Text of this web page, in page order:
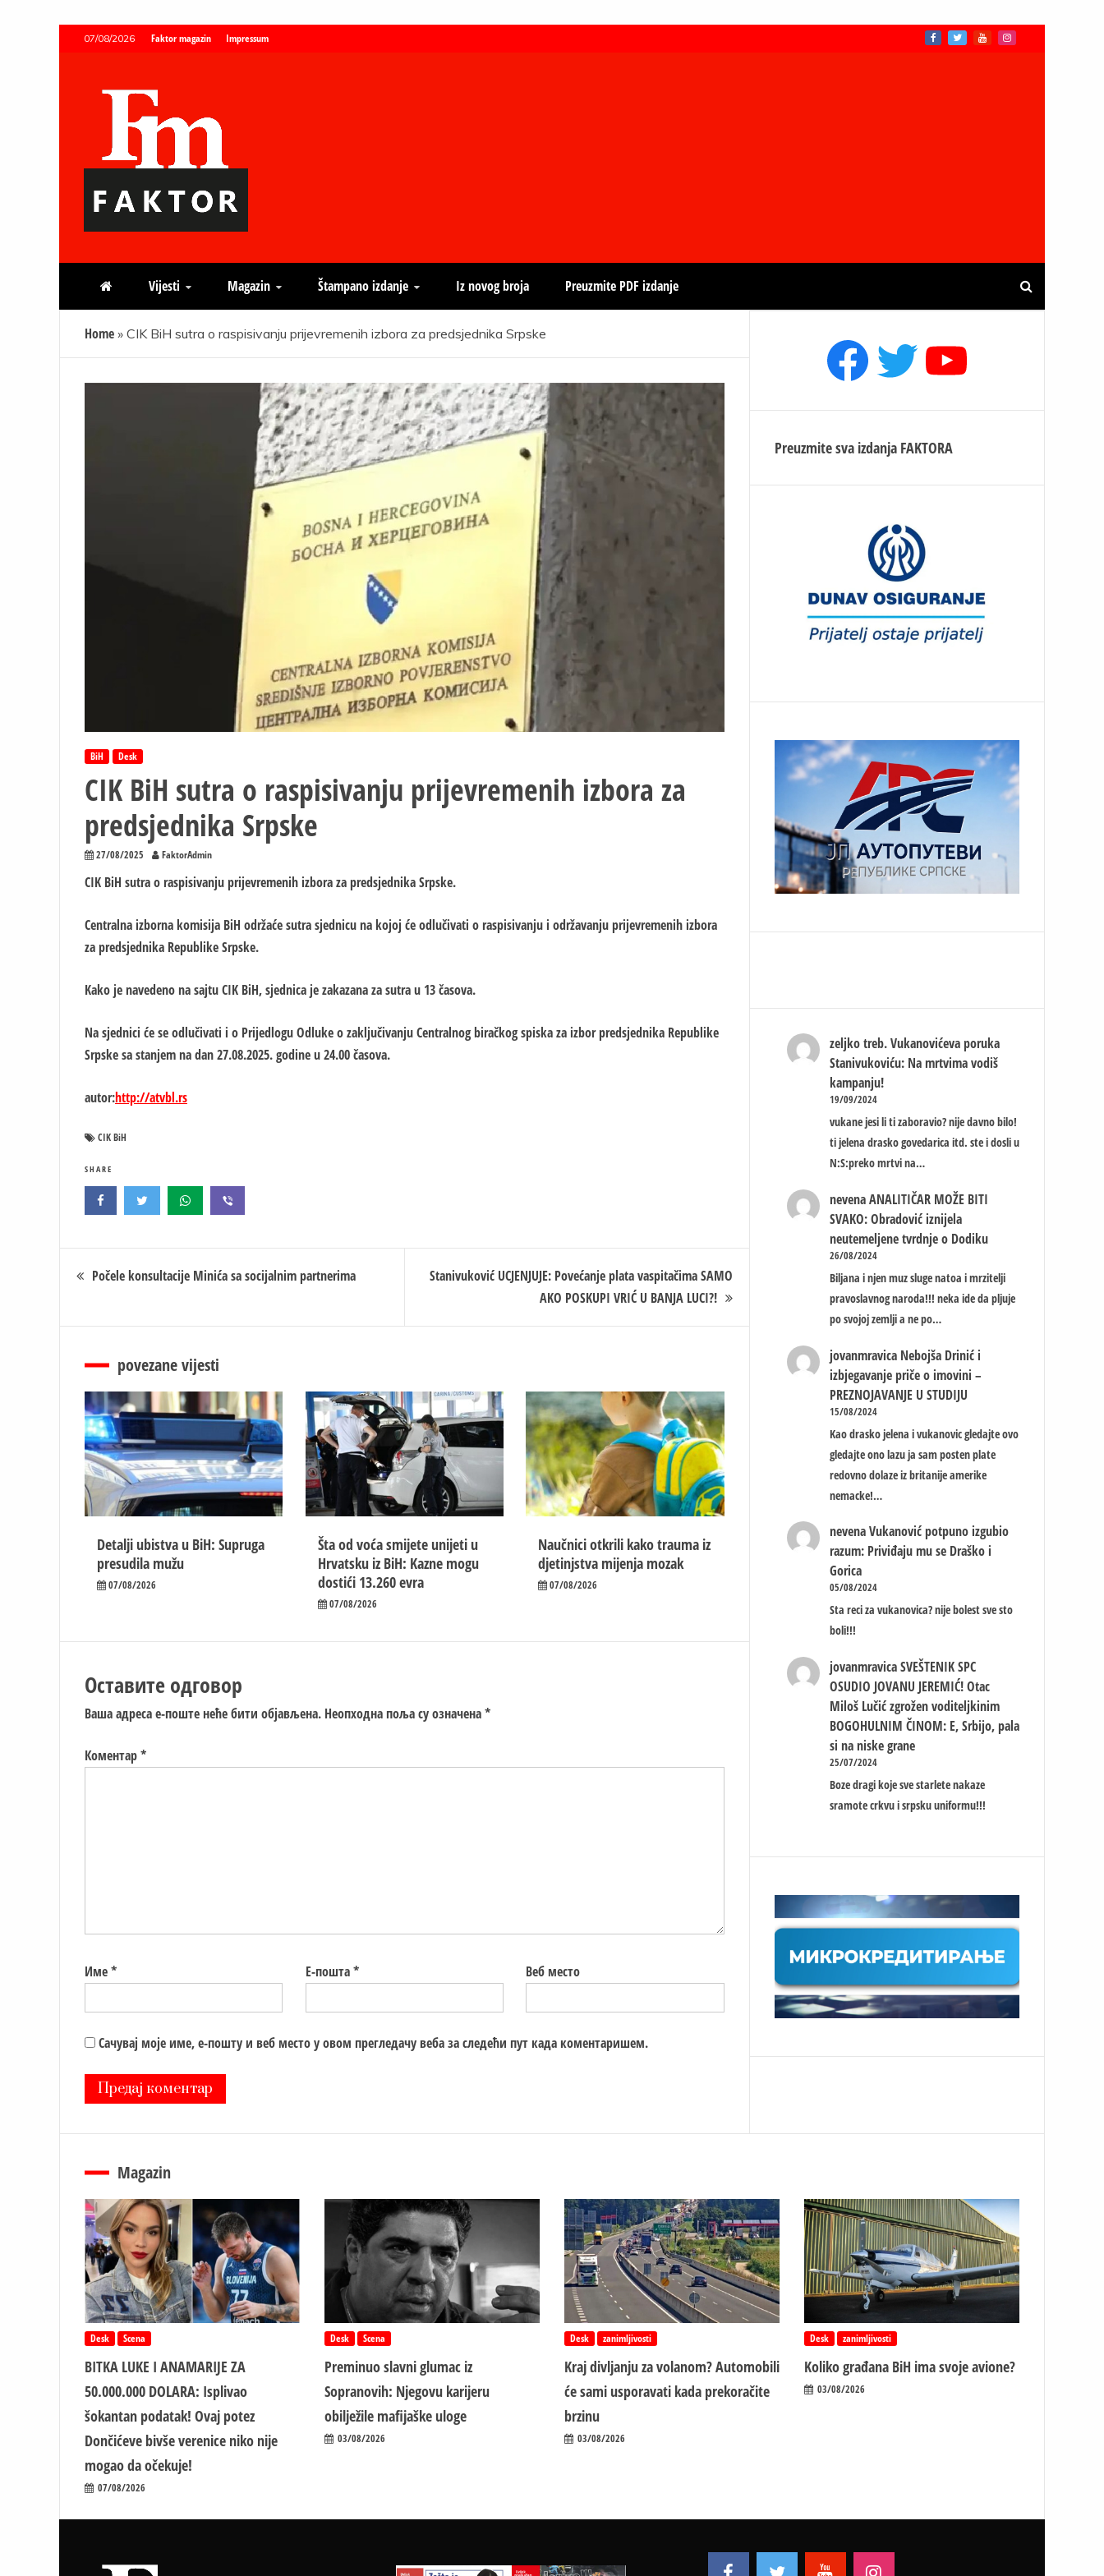
07/08/2026 Faktor magazin Impressum
Faktor magazin
Vijesti Magazin Štampano izdanje Iz novog broja Preuzmite PDF izdanje
Home » CIK BiH sutra o raspisivanju prijevremenih izbora za predsjednika Srpske
BiH Desk
CIK BiH sutra o raspisivanju prijevremenih izbora za
predsjednika Srpske
27/08/2025 FaktorAdmin
CIK BiH sutra o raspisivanju prijevremenih izbora za predsjednika Srpske.
Centralna izborna komisija BiH održaće sutra sjednicu na kojoj će odlučivati o raspisivanju i održavanju prijevremenih izbora
za predsjednika Republike Srpske.
Kako je navedeno na sajtu CIK BiH, sjednica je zakazana za sutra u 13 časova.
Na sjednici će se odlučivati i o Prijedlogu Odluke o zaključivanju Centralnog biračkog spiska za izbor predsjednika Republike
Srpske sa stanjem na dan 27.08.2025. godine u 24.00 časova.
autor:http://atvbl.rs
CIK BiH
SHARE
Кретање
Počele konsultacije Minića sa socijalnim partnerima
Stanivuković UCJENJUJE: Povećanje plata vaspitačima SAMO
AKO POSKUPI VRIĆ U BANJA LUCI?!
povezane vijesti
Detalji ubistva u BiH: Supruga
presudila mužu
07/08/2026
Šta od voća smijete unijeti u
Hrvatsku iz BiH: Kazne mogu
dostići 13.260 evra
07/08/2026
Naučnici otkrili kako trauma iz
d‌jetinjstva mijenja mozak
07/08/2026
Оставите одговор
Ваша адреса е-поште неће бити објављена. Неопходна поља су означена*
Коментар*
Име* Е-пошта* Веб место
Сачувај моје име, е-пошту и веб место у овом прегледачу веба за следећи пут када коментаришем.
Facebook
TwitterYouTube
Preuzmite sva izdanja FAKTORA
zeljko treb. Vukanovićeva poruka
Stanivukoviću: Na mrtvima vodiš
kampanju!
19/09/2024
vukane jesi li ti zaboravio? nije davno bilo!
ti jelena drasko govedarica itd. ste i dosli u
N:S:preko mrtvi na…
nevena ANALITIČAR MOŽE BITI
SVAKO: Obradović iznijela
neutemeljene tvrdnje o Dodiku
26/08/2024
Biljana i njen muz sluge natoa i mrzitelji
pravoslavnog naroda!!! neka ide da pljuje
po svojoj zemlji a ne po…
jovanmravica Nebojša Drinić i
izbjegavanje priče o imovini –
PREZNOJAVANJE U STUDIJU
15/08/2024
Kao drasko jelena i vukanovic gledajte ovo
gledajte ono lazu ja sam posten plate
redovno dolaze iz britanije amerike
nemacke!…
nevena Vukanović potpuno izgubio
razum: Priviđaju mu se Draško i
Gorica
05/08/2024
Sta reci za vukanovica? nije bolest sve sto
boli!!!
jovanmravica SVEŠTENIK SPC
OSUDIO JOVANU JEREMIĆ! Otac
Miloš Lučić zgrožen voditeljkinim
BOGOHULNIM ČINOM: E, Srbijo, pala
si na niske grane
25/07/2024
Boze dragi koje sve starlete nakaze
sramote crkvu i srpsku uniformu!!!
Magazin
Desk Scena
BITKA LUKE I ANAMARIJE ZA
50.000.000 DOLARA: Isplivao
šokantan podatak! Ovaj potez
Dončićeve bivše verenice niko nije
mogao da očekuje!
07/08/2026
Desk Scena
Preminuo slavni glumac iz
Sopranovih: Njegovu karijeru
obilježile mafijaške uloge
03/08/2026
Desk zanimljivosti
Kraj divljanju za volanom? Automobili
će sami usporavati kada prekoračite
brzinu
03/08/2026
Desk zanimljivosti
Koliko građana BiH ima svoje avione?
03/08/2026